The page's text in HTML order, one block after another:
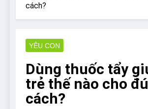
7 Năm Ago
The Ultimate
Bulldogs Can (and
cách?
YÊU CON
Dùng thuốc tẩy
trẻ thế nào cho
cách?